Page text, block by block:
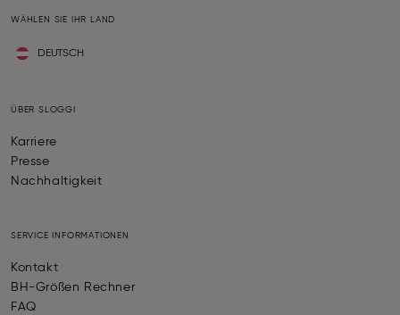
WÄHLEN SIE IHR LAND
DEUTSCH
ÜBER SLOGGI
Karriere
Presse
Nachhaltigkeit
SERVICE INFORMATIONEN
Kontakt
BH-Größen Rechner
FAQ